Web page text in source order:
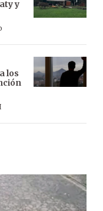
y
los